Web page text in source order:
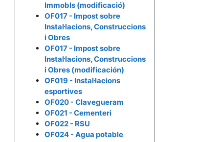
Immobls (modificació)
OF017 - Impost sobre
Instal·lacions, Construccions
i Obres
OF017 - Impost sobre
Instal·lacions, Construccions
i Obres (modificación)
OF019 - Instal·lacions
esportives
OF020 - Clavegueram
OF021 - Cementeri
OF022 - RSU
OF024 - Agua potable